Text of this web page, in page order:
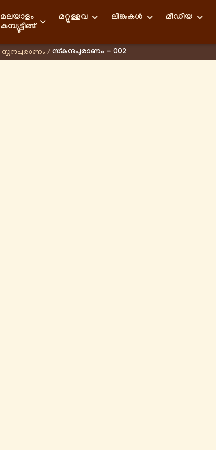
മലയാളം
കമ്പ്യൂട്ടിങ്ങ്
മറ്റുള്ളവ ലിങ്കുകള്‍ മീഡിയ
സ്കന്ദപുരാണം / സ്കന്ദപുരാണം - 002